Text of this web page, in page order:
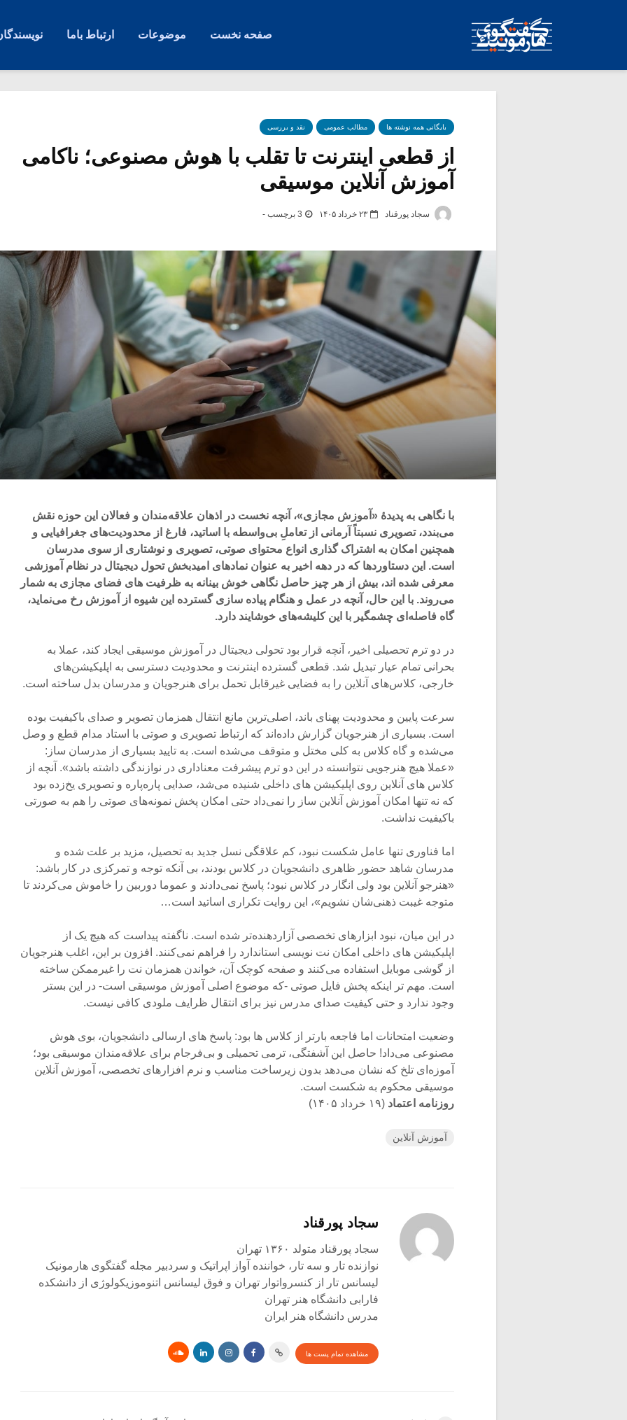
صفحه نخست موضوعات ارتباط باما
بایگانی همه نوشته ها مطالب عمومی نقد و بررسی
از قطعی اینترنت تا تقلب با هوش مصنوعی؛ ناکامی
آموزش آنلاین موسیقی
سجاد پورقناد ۲۳ خرداد ۱۴۰۵ 3 برچسب -
با نگاهی به پدیدۀ «آموزش مجازی»، آنچه نخست در اذهان علاقه‌مندان و فعالان این حوزه نقش
می‌بندد، تصویری نسبتاً آرمانی از تعاملِ بی‌واسطه با اساتید، فارغ از محدودیت‌های جغرافیایی و
همچنین امکان به اشتراک گذاری انواع محتوای صوتی، تصویری و نوشتاری از سوی مدرسان
است. این دستاوردها که در دهه اخیر به عنوان نمادهای امیدبخش تحول دیجیتال در نظام آموزشی
معرفی شده اند، بیش از هر چیز حاصل نگاهی خوش بینانه به ظرفیت های فضای مجازی به شمار
می‌روند. با این حال، آنچه در عمل و هنگام پیاده سازی گسترده این شیوه از آموزش رخ می‌نماید،
گاه فاصله‌ای چشمگیر با این کلیشه‌های خوشایند دارد.
در دو ترم تحصیلی اخیر، آنچه قرار بود تحولی دیجیتال در آموزش موسیقی ایجاد کند، عملا به
بحرانی تمام عیار تبدیل شد. قطعی گسترده اینترنت و محدودیت دسترسی به اپلیکیشن‌های
خارجی، کلاس‌های آنلاین را به فضایی غیرقابل تحمل برای هنرجویان و مدرسان بدل ساخته است.
سرعت پایین و محدودیت پهنای باند، اصلی‌ترین مانع انتقال همزمان تصویر و صدای باکیفیت بوده
است. بسیاری از هنرجویان گزارش داده‌اند که ارتباط تصویری و صوتی با استاد مدام قطع و وصل
می‌شده و گاه کلاس به کلی مختل و متوقف می‌شده است. به تایید بسیاری از مدرسان ساز:
«عملا هیچ هنرجویی نتوانسته در این دو ترم پیشرفت معناداری در نوازندگی داشته باشد». آنچه از
کلاس های آنلاین روی اپلیکیشن های داخلی شنیده می‌شد، صدایی پاره‌پاره و تصویری یخ‌زده بود
که نه تنها امکان آموزش آنلاین ساز را نمی‌داد حتی امکان پخش نمونه‌های صوتی را هم به صورتی
باکیفیت نداشت.
اما فناوری تنها عامل شکست نبود، کم علاقگی نسل جدید به تحصیل، مزید بر علت شده و
مدرسان شاهد حضور ظاهری دانشجویان در کلاس بودند، بی آنکه توجه و تمرکزی در کار باشد:
«هنرجو آنلاین بود ولی انگار در کلاس نبود؛ پاسخ نمی‌دادند و عموما دوربین را خاموش می‌کردند تا
متوجه غیبت ذهنی‌شان نشویم»، این روایت تکراری اساتید است…
در این میان، نبود ابزارهای تخصصی آزاردهنده‌تر شده است. ناگفته پیداست که هیچ یک از
اپلیکیشن های داخلی امکان نت نویسی استاندارد را فراهم نمی‌کنند. افزون بر این، اغلب هنرجویان
از گوشی موبایل استفاده می‌کنند و صفحه کوچک آن، خواندن همزمان نت را غیرممکن ساخته
است. مهم تر اینکه پخش فایل صوتی -که موضوع اصلی آموزش موسیقی است- در این بستر
وجود ندارد و حتی کیفیت صدای مدرس نیز برای انتقال ظرایف ملودی کافی نیست.
وضعیت امتحانات اما فاجعه بارتر از کلاس ها بود: پاسخ های ارسالی دانشجویان، بوی هوش
مصنوعی می‌داد! حاصل این آشفتگی، ترمی تحمیلی و بی‌فرجام برای علاقه‌مندان موسیقی بود؛
آموزه‌ای تلخ که نشان می‌دهد بدون زیرساخت مناسب و نرم افزارهای تخصصی، آموزش آنلاین
موسیقی محکوم به شکست است.
روزنامه اعتماد (۱۹ خرداد ۱۴۰۵)
آموزش آنلاین
سجاد پورقناد
سجاد پورقناد متولد ۱۳۶۰ تهران
نوازنده تار و سه تار، خواننده آواز اپراتیک و سردبیر مجله گفتگوی هارمونیک
لیسانس تار از کنسرواتوار تهران و فوق لیسانس اتنوموزیکولوژی از دانشکده
فارابی دانشگاه هنر تهران
مدرس دانشگاه هنر ایران
مشاهده تمام پست ها